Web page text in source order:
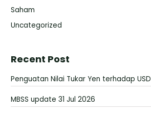
Saham
Uncategorized
Recent Post
Penguatan Nilai Tukar Yen terhadap USD
MBSS update 31 Jul 2026